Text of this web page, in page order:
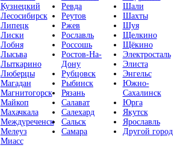
Кузнецкий
Лесосибирск
Липецк
Лиски
Лобня
Лысьва
Лыткарино
Люберцы
Магадан
Магнитогорск
Майкоп
Махачкала
Междуреченск
Мелеуз
Миасс
Ревда
Реутов
Ржев
Рославль
Россошь
Ростов-На-
Дону
Рубцовск
Рыбинск
Рязань
Салават
Салехард
Сальск
Самара
Шали
Шахты
Шуя
Щелкино
Щёкино
Электросталь
Элиста
Энгельс
Южно-
Сахалинск
Юрга
Якутск
Ярославль
Другой город